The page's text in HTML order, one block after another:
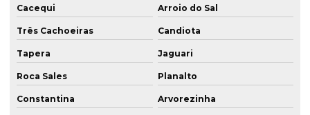
Solução em parede diafragma sc
Sondagem mista
Sondagem mista e rotativa
Sondagem em porto alegre
Sondagem rotativa para análise de solo rs
Cacequi Arroio do Sal
Três Cachoeiras Candiota
Tapera Jaguari
Roca Sales Planalto
Constantina Arvorezinha